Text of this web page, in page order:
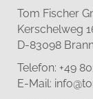
Tom Fischer
Kerschelweg
D-83098
Telefon: +49
E-Mail: